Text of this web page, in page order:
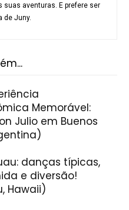
suas aventuras. E prefere ser
de Juny.
Memorável:
Julio em Buenos
danças típicas,
e diversão!
Hawaii)